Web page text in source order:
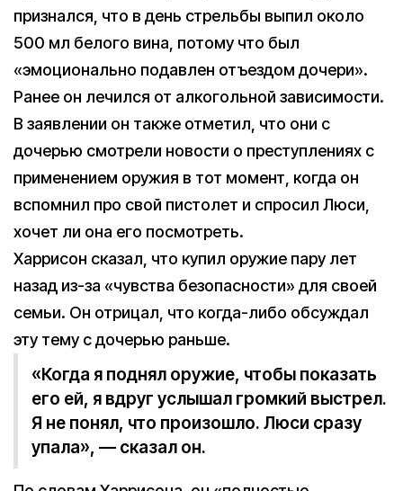
признался, что в день стрельбы выпил около
500 мл белого вина, потому что был
«эмоционально подавлен отъездом дочери».
Ранее он лечился от алкогольной зависимости.
В заявлении он также отметил, что они с
дочерью смотрели новости о преступлениях с
применением оружия в тот момент, когда он
вспомнил про свой пистолет и спросил Люси,
хочет ли она его посмотреть.
Харрисон сказал, что купил оружие пару лет
назад из-за «чувства безопасности» для своей
семьи. Он отрицал, что когда-либо обсуждал
эту тему с дочерью раньше.
«Когда я поднял оружие, чтобы показать
его ей, я вдруг услышал громкий выстрел.
Я не понял, что произошло. Люси сразу
упала», — сказал он.